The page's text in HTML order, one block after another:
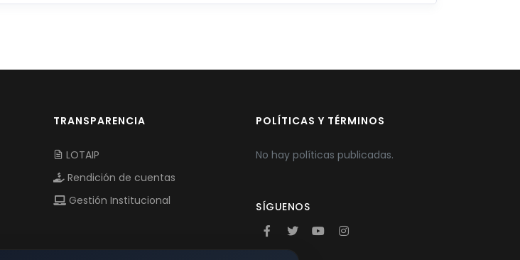
TRANSPARENCIA
LOTAIP
Rendición de cuentas
Gestión Institucional
POLÍTICAS Y TÉRMINOS
No hay políticas publicadas.
SÍGUENOS